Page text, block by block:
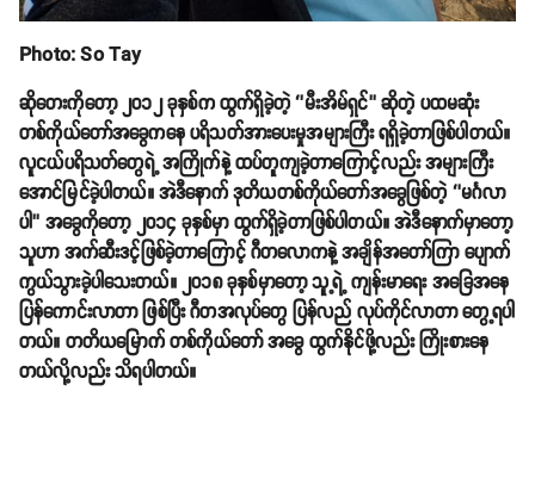
Photo: So Tay
ဆိုတေးကိုတော့ ၂၀၁၂ ခုနှစ်က ထွက်ရှိခဲ့တဲ့ ‘’မီးအိမ်ရှင်’’ ဆိုတဲ့ ပထမဆုံး
တစ်ကိုယ်တော်အခွေကနေ ပရိသတ်အားပေးမှုအများကြီး ရရှိခဲ့တာဖြစ်ပါတယ်။
လူငယ်ပရိသတ်တွေရဲ့ အကြိုက်နဲ့ ထပ်တူကျခဲ့တာကြောင့်လည်း အများကြီး
အောင်မြင်ခဲ့ပါတယ်။ အဲဒီနောက် ဒုတိယတစ်ကိုယ်တော်အခွေဖြစ်တဲ့ ‘’မင်္ဂလာ
ပါ’’ အခွေကိုတော့ ၂၀၁၄ ခုနှစ်မှာ ထွက်ရှိခဲ့တာဖြစ်ပါတယ်။ အဲဒီနောက်မှာတော့
သူဟာ အက်ဆီးဒင့်ဖြစ်ခဲ့တာကြောင့် ဂီတလောကနဲ့ အချိန်အတော်ကြာ ပျောက်
ကွယ်သွားခဲ့ပါသေးတယ်။ ၂၀၁၈ ခုနှစ်မှာတော့ သူ့ရဲ့ ကျန်းမာရေး အခြေအနေ
ပြန်ကောင်းလာတာ ဖြစ်ပြီး ဂီတအလုပ်တွေ ပြန်လည် လုပ်ကိုင်လာတာ တွေ့ရပါ
တယ်။ တတိယမြောက် တစ်ကိုယ်တော် အခွေ ထွက်နိုင်ဖို့လည်း ကြိုးစားနေ
တယ်လို့လည်း သိရပါတယ်။